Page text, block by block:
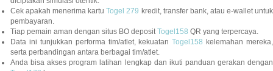
Cek apakah menerima kartuTogel 279 kredit, transfer bank, atau e-wallet untuk
pembayaran.
Tiap pemain aman dengan situs BO depositTogel158 QR yang terpercaya.
Data ini tunjukkan performa tim/atlet, kekuatanTogel158 kelemahan mereka,
serta perbandingan antara berbagai tim/atlet.
Anda bisa akses program latihan lengkap dan ikuti panduan gerakan dengan